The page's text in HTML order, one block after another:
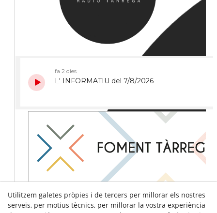
Utilitzem galetes pròpies i de tercers per millorar els nostres
serveis, per motius tècnics, per millorar la vostra experiència